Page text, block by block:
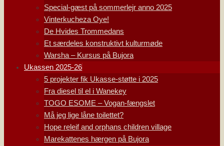
Special-gæst på sommerlejr anno 2025
Vinterkucheza Oye!
De Hvides Trommedans
Et særdeles konstruktivt kulturmøde
Warsha – Kursus på Bujora
Ukassen 2025-26
5 projekter fik Ukasse-støtte i 2025
Fra diesel til el i Wanekey
TOGO ESOME – Vogan-fængslet
Må jeg lige låne toilettet?
Hope releif and orphans children village
Marekattenes hærgen på Bujora